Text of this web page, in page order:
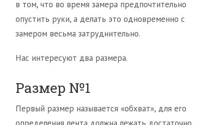
в том, что во время замера предпочтительно
опустить руки, а делать это одновременно с
замером весьма затруднительно.
Нас интересуют два размера.
Размер №1
Первый размер называется «обхват», для его